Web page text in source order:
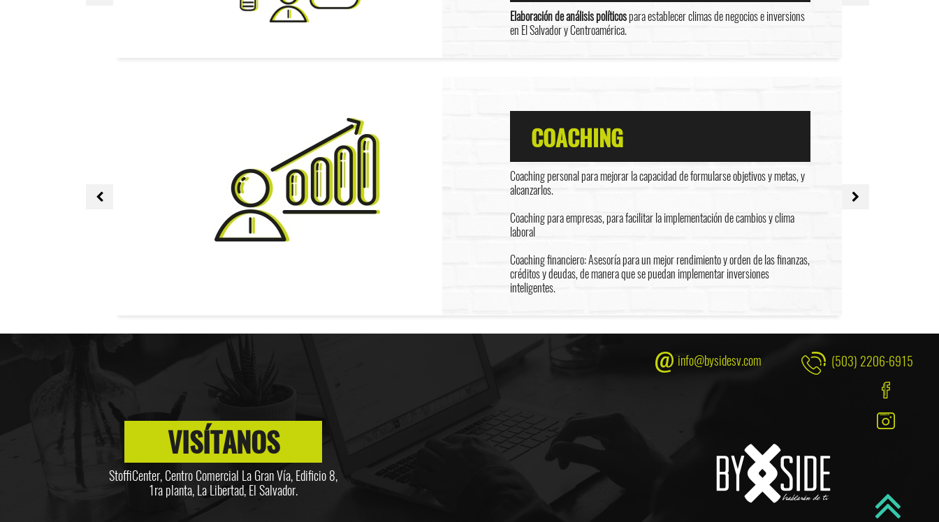
Elaboración de análisis políticospara establecer climas de negocios e inversions
en El Salvador y Centroamérica.
COACHING
Coaching personal para mejorar la capacidad de formularse objetivos y metas, y
alcanzarlos.
Coaching para empresas, para facilitar la implementación de cambios y clima
laboral
Coaching financiero: Asesoría para un mejor rendimiento y orden de las finanzas,
créditos y deudas, de manera que se puedan implementar inversiones
inteligentes.
info@bysidesv.com (503) 2206-6915
VISÍTANOS
StoffiCenter, Centro Comercial La Gran Vía, Edificio 8,
1ra planta, La Libertad, El Salvador.